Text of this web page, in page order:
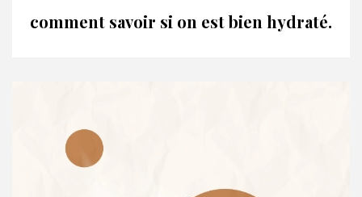
comment savoir si on est bien hydraté.